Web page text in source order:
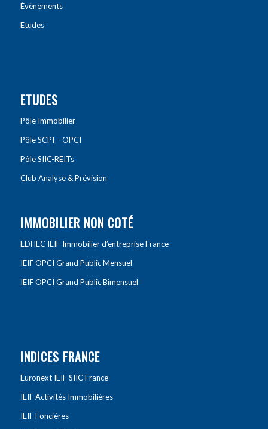
Évènements
Etudes
ETUDES
Pôle Immobilier
Pôle SCPI – OPCI
Pôle SIIC-REITs
Club Analyse & Prévision
IMMOBILIER NON COTÉ
EDHEC IEIF Immobilier d’entreprise France
IEIF OPCI Grand Public Mensuel
IEIF OPCI Grand Public Bimensuel
INDICES FRANCE
Euronext IEIF SIIC France
IEIF Activités Immobilières
IEIF Foncières